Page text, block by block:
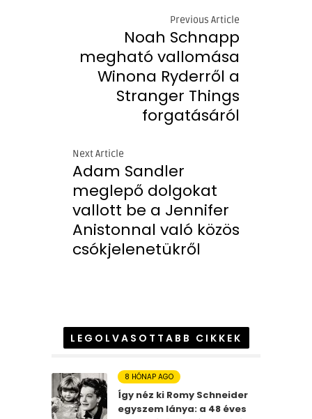
Previous Article
Noah Schnapp
megható vallomása
Winona Ryderről a
Stranger Things
forgatásáról
Next Article
Adam Sandler
meglepő dolgokat
vallott be a Jennifer
Anistonnal való közös
csókjelenetükről
LEGOLVASOTTABB CIKKEK
8 HÓNAP AGO
Így néz ki Romy Schneider
egyszem lánya: a 48 éves